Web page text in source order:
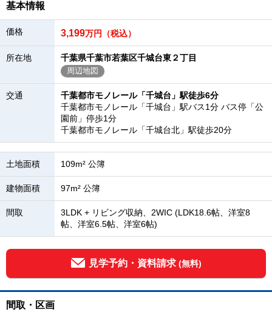
基本情報
価格 3,199万円（税込）
所在地 千葉県千葉市若葉区千城台東２丁目
周辺地図
交通
千葉都市モノレール「千城台」駅徒歩6分
千葉都市モノレール「千城台」駅バス1分 バス停「公
園前」停歩1分
千葉都市モノレール「千城台北」駅徒歩20分
土地面積 109m² 公簿
建物面積 97m² 公簿
間取
3LDK + リビング収納、2WIC (LDK18.6帖、洋室8
帖、洋室6.5帖、洋室6帖)
見学予約・資料請求 (無料)
間取・区画